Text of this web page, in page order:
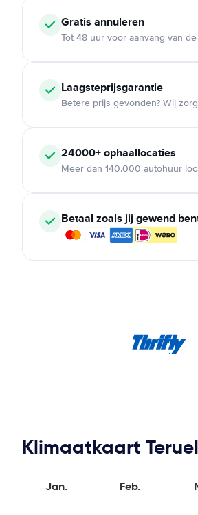
Gratis annuleren
Tot 48 uur voor aanvang van
Laagsteprijsgarantie
Betere prijs gevonden? Wij
24000+ ophaallocaties
Meer dan 140.000 autohuur
Betaal zoals jij gewend
Klimaatkaart Teruel
Jan. Feb.